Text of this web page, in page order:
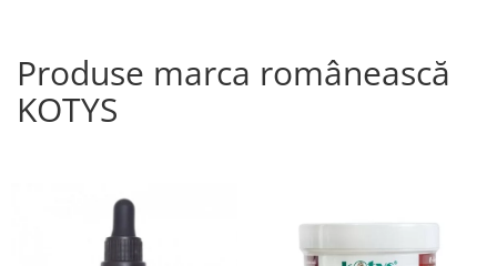
Produse marca românească
KOTYS